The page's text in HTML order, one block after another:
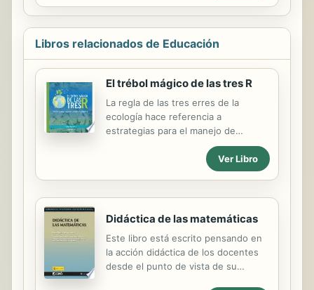
trabajo de recopilación y síntesis
ejemplos de máquinas comerciales,
identificando sus características más
relevantes, y presenta numerosos
ejercicios resueltos que abarcan
desde la simple aplicación de la
teoría elemental, hasta el diseño
completo de los principales tipos de
máquinas. El resultado es un...
Libros relacionados de Educación
El trébol mágico de las tres R
La regla de las tres erres de la
ecología hace referencia a
estrategias para el manejo de
residuos que buscan ser más
sustentables con el medio ambiente.
Este libro ofrece algunas actividades
Ver Libro
Didáctica de las matemáticas
Este libro está escrito pensando en
la acción didáctica de los docentes
desde el punto de vista de su